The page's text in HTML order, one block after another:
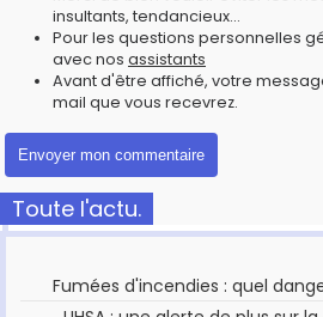
insultants, tendancieux...
Pour les questions personnelles
avec nos assistants
Avant d'être affiché, votre
mail que vous recevrez.
Toute l'actu.
Fumées d'incendies : quel